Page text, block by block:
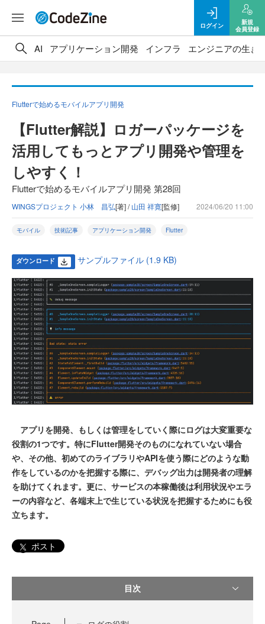
ログイン
新規
会員登録
AI アプリケーション開発 インフラ エンジニアの生き
Flutterで始めるモバイルアプリ開発
【Flutter解説】ロガーパッケージを
活用してもっとアプリ開発や管理を
しやすく！
Flutterで始めるモバイルアプリ開発 第28回
WINGSプロジェクト 小林 昌弘[著] /山田 祥寛[監修] 2024/06/20 11:00
モバイル 技術記事 アプリケーション開発 Flutter
ダウンロード サンプルファイル (1.9 KB)
アプリを開発、もしくは管理をしていく際にログは大変重要な
役割の1つです。特にFlutter開発そのものになれていない場合
や、その他、初めてのライブラリやAPIを使う際にどのような動
作をしているのかを把握する際に、デバッグ出力は開発者の理解
を助けてくれます。更に、サービスの本稼働後は利用状況やエラ
ーの内容など、各端末上で生じている状況を把握するためにも役
立ちます。
ポスト
目次